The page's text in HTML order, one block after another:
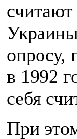
опросу,
в 1992
себя
При